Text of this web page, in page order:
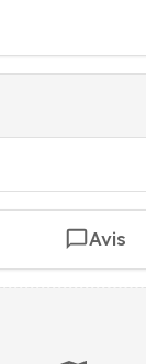
Avis